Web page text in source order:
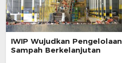
IWIP Wujudkan Pengelolaan
Sampah Berkelanjutan